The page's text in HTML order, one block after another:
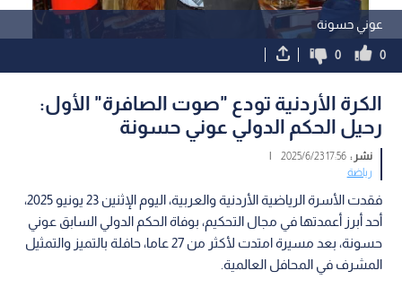
عوني حسونة
0
0
الكرة الأردنية تودع "صوت الصافرة" الأول:
رحيل الحكم الدولي عوني حسونة
نشر :17:56 2025/6/23
|
رياضة
فقدت الأسرة الرياضية الأردنية والعربية، اليوم الإثنين 23 يونيو 2025،
أحد أبرز أعمدتها في مجال التحكيم، بوفاة الحكم الدولي السابق عوني
حسونة، بعد مسيرة امتدت لأكثر من 27 عاما، حافلة بالتميز والتمثيل
المشرف في المحافل العالمية.